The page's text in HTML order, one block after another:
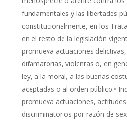
fundamentales y las libertades
constitucionalmente, en los
en el resto de la legislación
promueva actuaciones
difamatorias, violentas o, en
ley, a la moral, a las buenas
aceptadas o al orden público.•
promueva actuaciones,
discriminatorios por razón de